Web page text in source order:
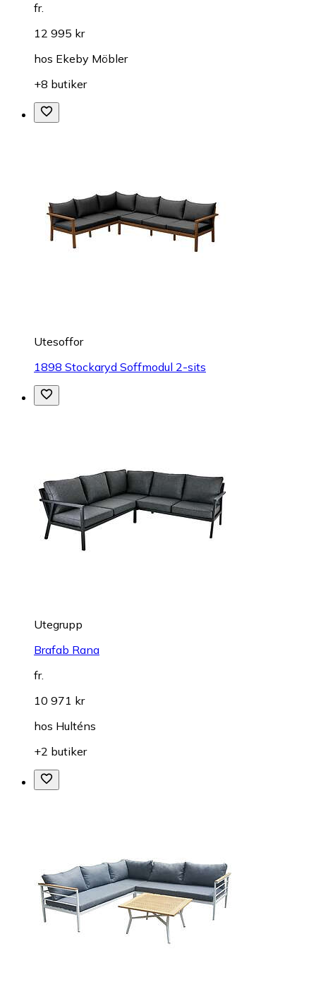
fr.
12 995 kr
hos Ekeby Möbler
+8 butiker
Utesoffor
1898 Stockaryd Soffmodul 2-sits
Utegrupp
Brafab Rana
fr.
10 971 kr
hos Hulténs
+2 butiker